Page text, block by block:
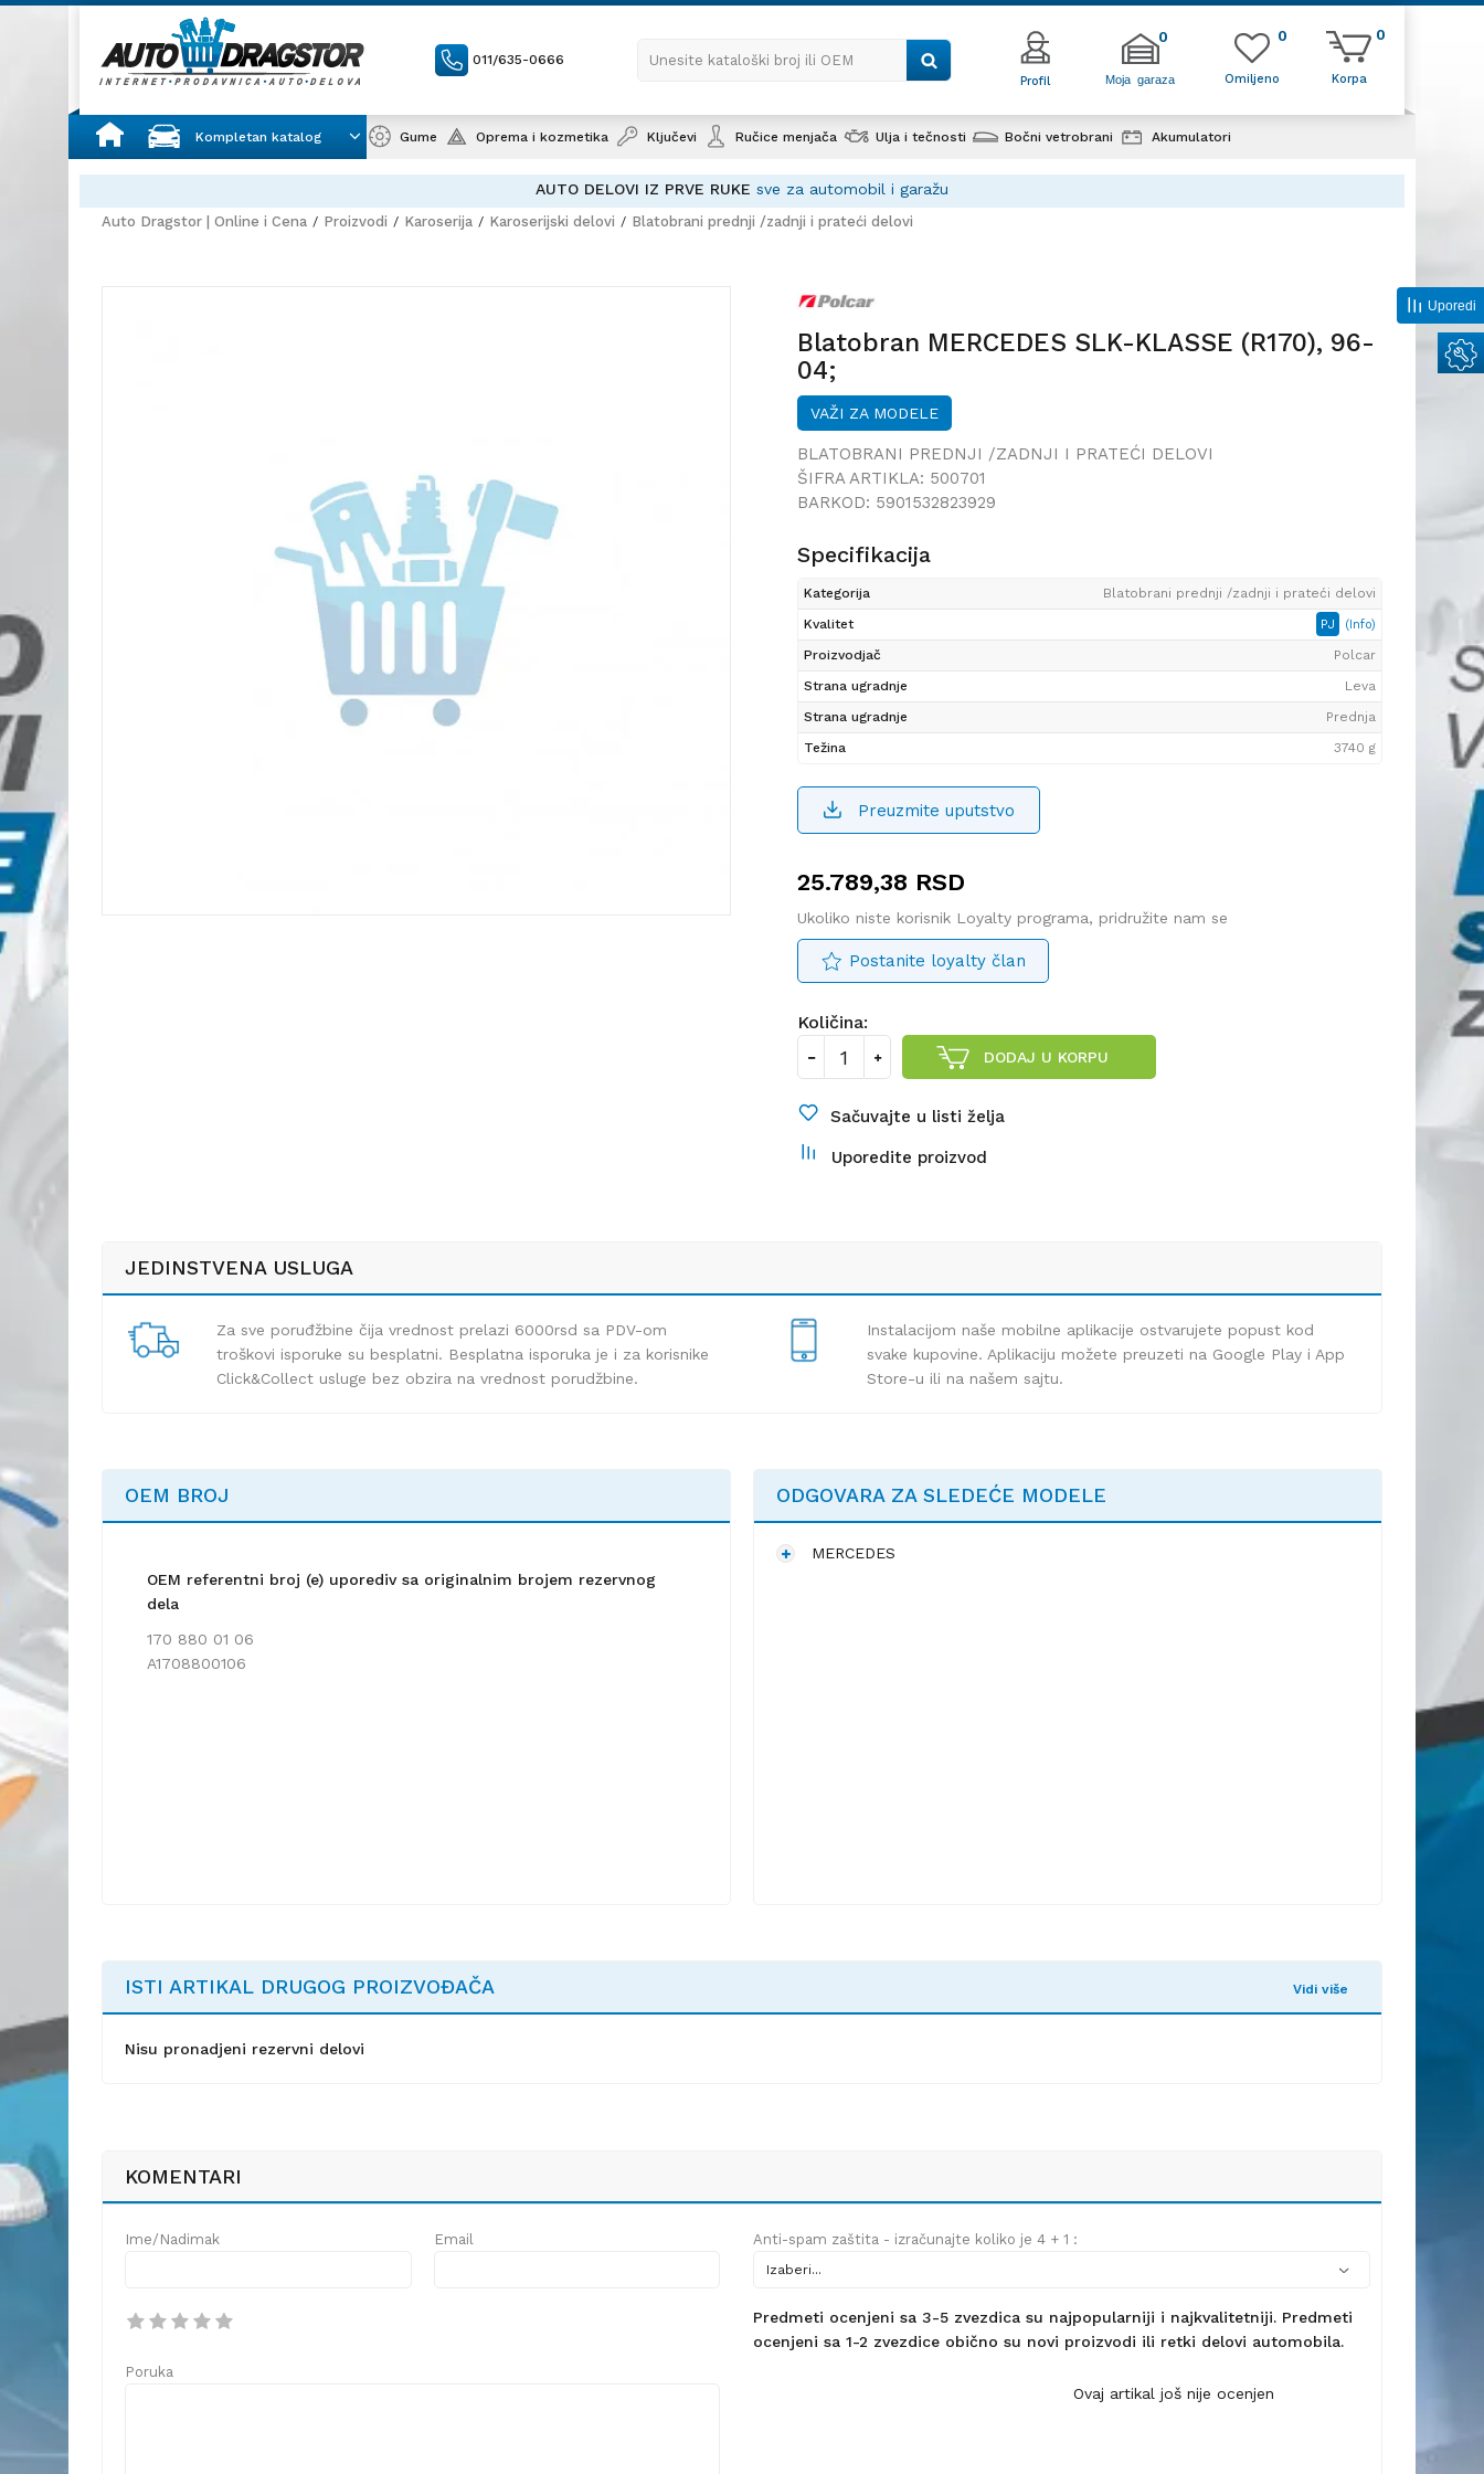
011/635-0666 Unesite kataloški broj ili OEM
Profil Moja garaza
0
Korpa
0
Omiljeno
0
Kompletan katalog Gume Oprema i kozmetika Ključevi Ručice menjača Ulja i tečnosti Bočni vetrobrani Akumulatori
AUTO DELOVI IZ PRVE RUKE sve za automobil i garažu
Auto Dragstor | Online i Cena Proizvodi Karoserija Karoserijski delovi Blatobrani prednji /zadnji i prateći delovi
Blatobran MERCEDES SLK-KLASSE (R170), 96-
04;
VAŽI ZA MODELE
BLATOBRANI PREDNJI /ZADNJI I PRATEĆI DELOVI
ŠIFRA ARTIKLA: 500701
BARKOD: 5901532823929
Specifikacija
Kategorija
Blatobrani prednji /zadnji i prateći delovi
Kvalitet
PJ (Info)
Proizvodjač
Polcar
Strana ugradnje
Leva
Strana ugradnje
Prednja
Težina
3740 g
Preuzmite uputstvo
25.789,38 RSD
Ukoliko niste korisnik Loyalty programa, pridružite nam se
Postanite loyalty član
Količina:
DODAJ U KORPU
Sačuvajte u listi želja
Uporedite proizvod
JEDINSTVENA USLUGA
Za sve poruđžbine čija vrednost prelazi 6000rsd sa PDV-om
troškovi isporuke su besplatni. Besplatna isporuka je i za korisnike
Click&Collect usluge bez obzira na vrednost porudžbine.
Instalacijom naše mobilne aplikacije ostvarujete popust kod
svake kupovine. Aplikaciju možete preuzeti na Google Play i App
Store-u ili na našem sajtu.
OEM BROJ
OEM referentni broj (e) uporediv sa originalnim brojem rezervnog
dela
170 880 01 06
A1708800106
ODGOVARA ZA SLEDEĆE MODELE
MERCEDES
ISTI ARTIKAL DRUGOG PROIZVOĐAČA Vidi više
Nisu pronadjeni rezervni delovi
KOMENTARI
Ime/Nadimak Email
Poruka
Anti-spam zaštita - izračunajte koliko je 4 + 1 :
Predmeti ocenjeni sa 3-5 zvezdica su najpopularniji i najkvalitetniji. Predmeti
ocenjeni sa 1-2 zvezdice obično su novi proizvodi ili retki delovi automobila.
Ovaj artikal još nije ocenjen
Uporedi